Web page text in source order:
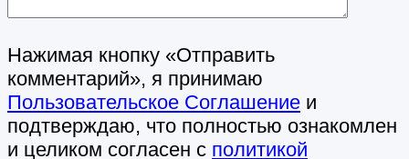
Нажимая кнопку «Отправить
комментарий», я принимаю
Пользовательское Соглашение и
подтверждаю, что полностью ознакомлен
и целиком согласен с политикой